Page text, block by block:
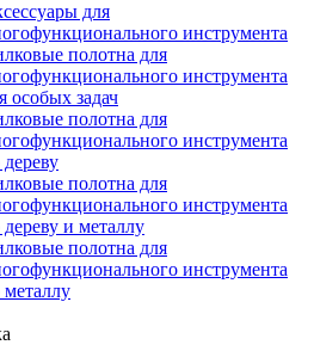
для
инструмента
полотна для
инструмента
особых задач
полотна для
инструмента
полотна для
инструмента
и металлу
полотна для
инструмента
металлу